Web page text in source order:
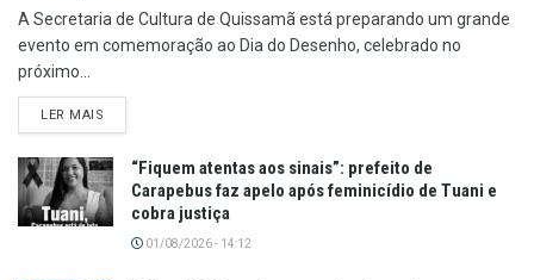
A Secretaria de Cultura de Quissamã está preparando um grande
evento em comemoração ao Dia do Desenho, celebrado no
próximo...
LER MAIS
“Fiquem atentas aos sinais”: prefeito de
Carapebus faz apelo após feminicídio de Tuani e
cobra justiça
01/08/2026 - 14:12